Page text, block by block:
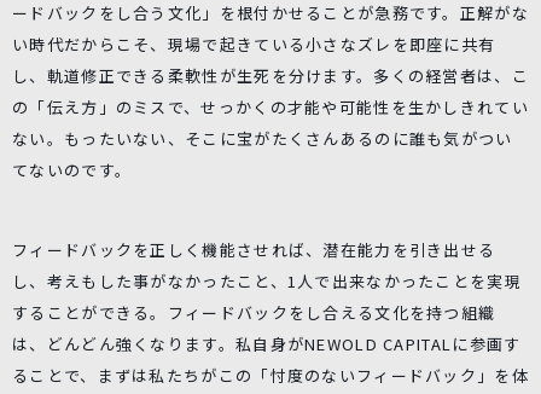
ードバックをし合う文化」を根付かせることが急務です。正解がな
い時代だからこそ、現場で起きている小さなズレを即座に共有
し、軌道修正できる柔軟性が生死を分けます。多くの経営者は、こ
の「伝え方」のミスで、せっかくの才能や可能性を生かしきれてい
ない。もったいない、そこに宝がたくさんあるのに誰も気がつい
てないのです。
フィードバックを正しく機能させれば、潜在能力を引き出せる
し、考えもした事がなかったこと、1人で出来なかったことを実現
することができる。フィードバックをし合える文化を持つ組織
は、どんどん強くなります。私自身がNEWOLD CAPITALに参画す
ることで、まずは私たちがこの「忖度のないフィードバック」を体